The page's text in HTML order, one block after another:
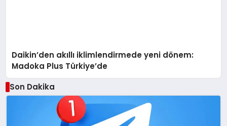
Daikin’den akıllı iklimlendirmede yeni dönem:
Madoka Plus Türkiye’de
Son Dakika